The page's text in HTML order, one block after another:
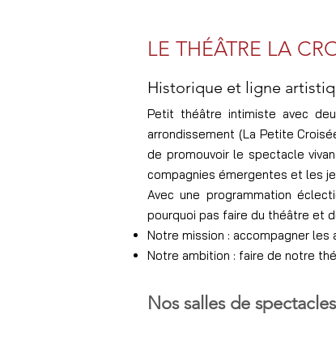
LE THÉÂTRE LA
Historique et ligne
Petit théâtre intimiste avec
arrondissement (La Petite
de promouvoir le spectacle
compagnies émergentes et les
​Avec une programmation
pourquoi pas faire du théâtre et
Notre mission : accompagner
Notre ambition : faire de notre
Nos salles de spectacles